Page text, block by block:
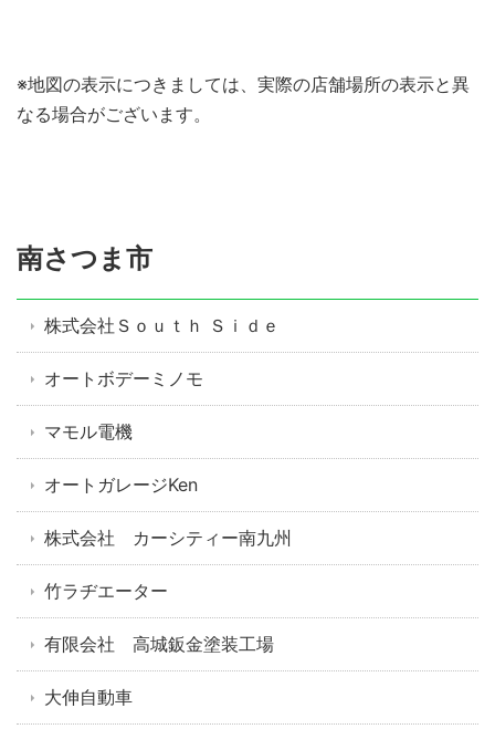
※地図の表示につきましては、実際の店舗場所の表示と異
なる場合がございます。
南さつま市
株式会社Ｓｏｕｔｈ Ｓｉｄｅ
オートボデーミノモ
マモル電機
オートガレージKen
株式会社 カーシティー南九州
竹ラヂエーター
有限会社 高城鈑金塗装工場
大伸自動車